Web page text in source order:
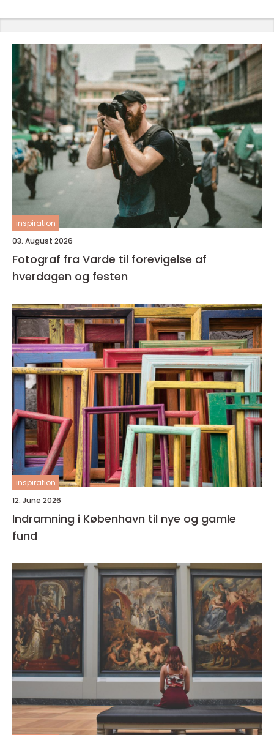
inspiration
03. August 2026
Fotograf fra Varde til forevigelse af
hverdagen og festen
inspiration
12. June 2026
Indramning i København til nye og gamle
fund